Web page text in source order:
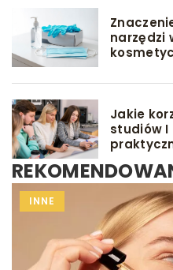
narzędzi
Jakie
studiów
INNE
INNE
DIETA DLA MAMY